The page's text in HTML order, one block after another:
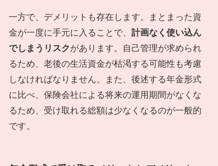
一方で、デメリットも存在します。まとまった資
金が一度に手元に入ることで、 計画なく使い込ん
でしまうリスクがあります。自己管理が求められ
るため、老後の生活資金が枯渇する可能性も考慮
しなければなりません。また、後述する年金形式
に比べ、保険会社による将来の運用期間がなくな
るため、受け取れる総額は少なくなるのが一般的
です。